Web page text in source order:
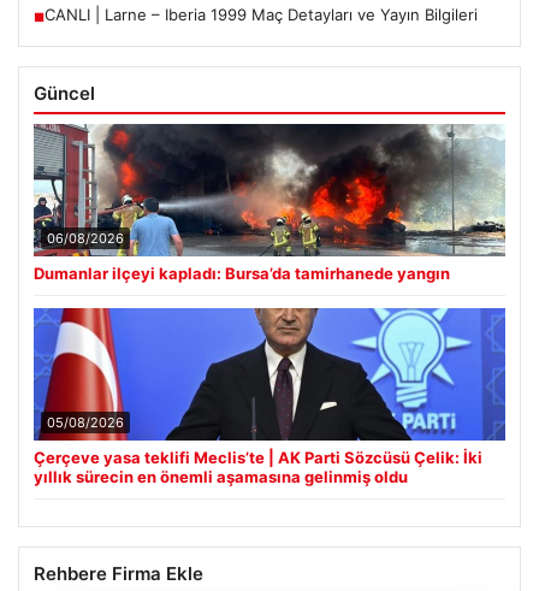
■CANLI | Larne – Iberia 1999 Maç Detayları ve Yayın Bilgileri
Güncel
06/08/2026
Dumanlar ilçeyi kapladı: Bursa’da tamirhanede yangın
05/08/2026
Çerçeve yasa teklifi Meclis’te | AK Parti Sözcüsü Çelik: İki
yıllık sürecin en önemli aşamasına gelinmiş oldu
Rehbere Firma Ekle